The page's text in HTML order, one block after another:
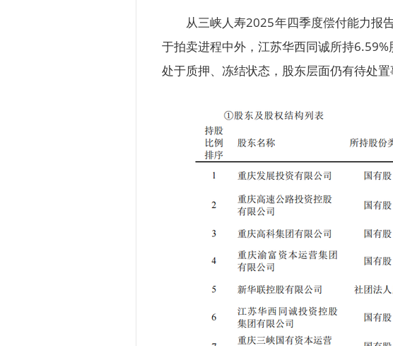
从三峡人寿2025年四季度偿付能力报
于拍卖进程中外，江苏华西同诚所持
处于质押、冻结状态，股东层面仍有待处置